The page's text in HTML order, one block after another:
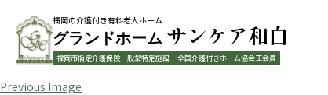
福岡の介護付き有料老人ホーム
グランドホーム サンケア和白
福岡市指定介護保険一般型特定施設 全国介護付きホーム協会正会員
Previous Image